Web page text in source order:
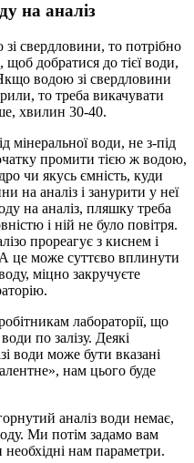
на аналіз
свердловини, то потрібно
добратися до тієї води,
водою зі свердловини
то треба викачувати
хвилин 30-40.
мінеральної води, не з-під
промити тією ж водою,
чи якусь ємність, куди
на аналіз і занурити у неї
на аналіз, пляшку треба
і ній не було повітря.
прореагує з киснем і
це може суттєво вплинути
міцно закручуєте
лабораторії, що
по залізу. Деякі
води може бути вказані
нам цього буде
аналіз води немає,
Ми потім задамо вам
необхідні нам параметри.